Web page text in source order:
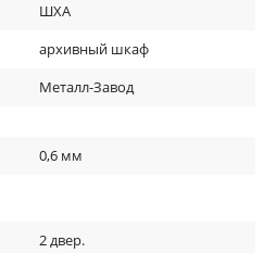
ШХА
архивный шкаф
Металл-Завод
0,6 мм
2двер.